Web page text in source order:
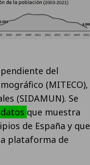
del
(MITECO),
(SIDAMUN). Se
que muestra
de España y que
plataforma de